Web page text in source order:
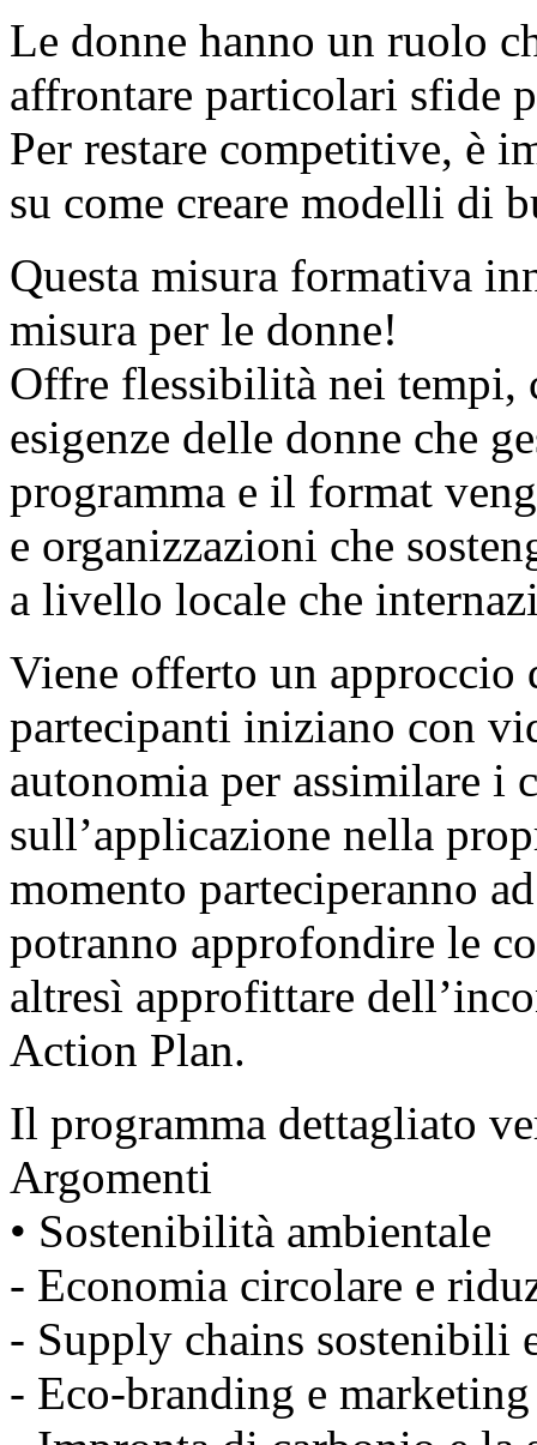
Le donne hanno un ruolo
affrontare particolari sfide
Per restare competitive, è
su come creare modelli di
Questa misura formativa
misura per le donne!
Offre flessibilità nei tempi,
esigenze delle donne che
programma e il format
e organizzazioni che
a livello locale che
Viene offerto un
partecipanti iniziano con
autonomia per assimilare i
sull’applicazione nella
momento parteciperanno
potranno approfondire le
altresì approfittare
Action Plan.
Il programma dettagliato
Argomenti
• Sostenibilità ambientale
- Economia circolare e
- Supply chains sostenibili
- Eco-branding e